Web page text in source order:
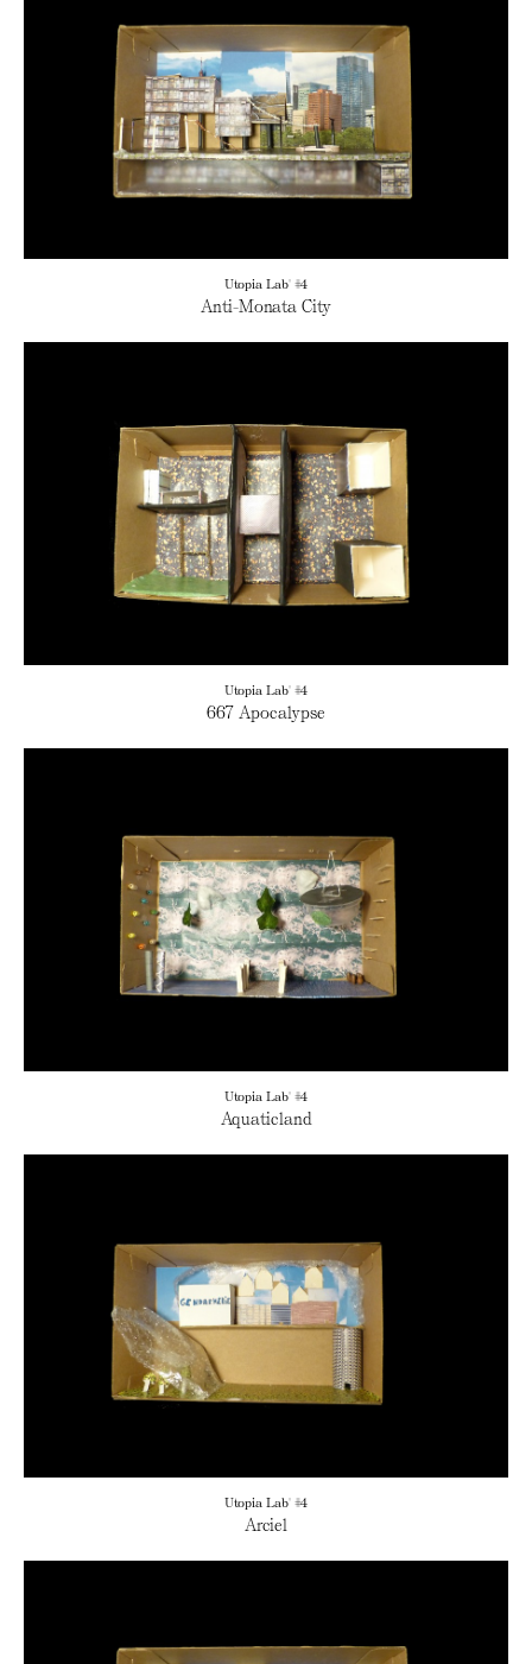
Utopia Lab' #4
Anti-Monata City
Utopia Lab' #4
667 Apocalypse
Utopia Lab' #4
Aquaticland
Utopia Lab' #4
Arciel